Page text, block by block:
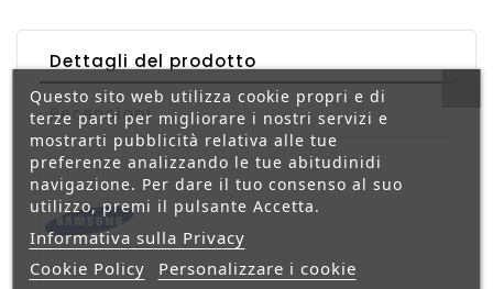
Dettagli del prodotto
Recensioni
Questo sito web utilizza cookie propri e di
terze parti per migliorare i nostri servizi e
mostrarti pubblicità relativa alle tue
preferenze analizzando le tue abitudinidi
navigazione. Per dare il tuo consenso al suo
utilizzo, premi il pulsante Accetta.
Informativa sulla Privacy
Cookie Policy
Personalizzare i cookie